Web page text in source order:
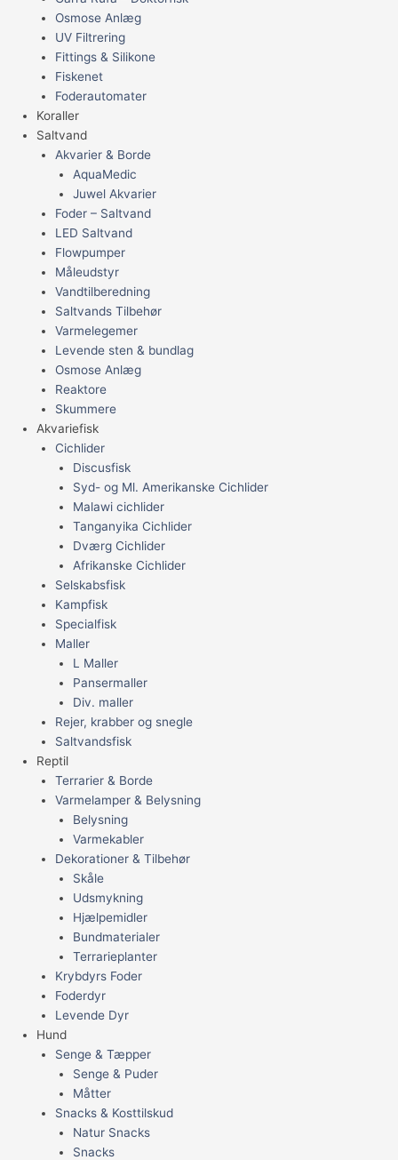
Osmose Anlæg
UV Filtrering
Fittings & Silikone
Fiskenet
Foderautomater
Koraller
Saltvand
Akvarier & Borde
AquaMedic
Juwel Akvarier
Foder – Saltvand
LED Saltvand
Flowpumper
Måleudstyr
Vandtilberedning
Saltvands Tilbehør
Varmelegemer
Levende sten & bundlag
Osmose Anlæg
Reaktore
Skummere
Akvariefisk
Cichlider
Discusfisk
Syd- og Ml. Amerikanske Cichlider
Malawi cichlider
Tanganyika Cichlider
Dværg Cichlider
Afrikanske Cichlider
Selskabsfisk
Kampfisk
Specialfisk
Maller
L Maller
Pansermaller
Div. maller
Rejer, krabber og snegle
Saltvandsfisk
Reptil
Terrarier & Borde
Varmelamper & Belysning
Belysning
Varmekabler
Dekorationer & Tilbehør
Skåle
Udsmykning
Hjælpemidler
Bundmaterialer
Terrarieplanter
Krybdyrs Foder
Foderdyr
Levende Dyr
Hund
Senge & Tæpper
Senge & Puder
Måtter
Snacks & Kosttilskud
Natur Snacks
Snacks